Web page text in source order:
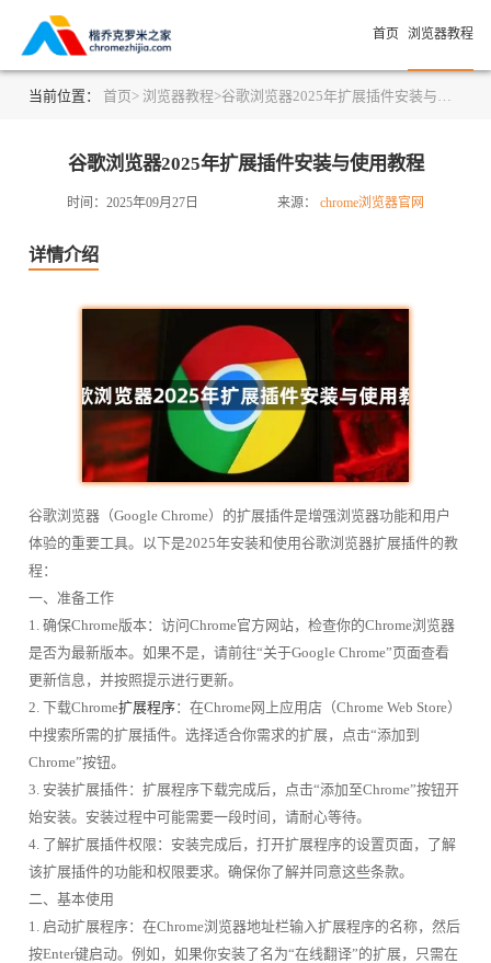
首页 浏览器教程
当前位置： 首页> 浏览器教程>谷歌浏览器2025年扩展插件安装与使用教程
谷歌浏览器2025年扩展插件安装与使用教程
时间：2025年09月27日 来源： chrome浏览器官网
详情介绍
谷歌浏览器（Google Chrome）的扩展插件是增强浏览器功能和用户
体验的重要工具。以下是2025年安装和使用谷歌浏览器扩展插件的教
程：
一、准备工作
1. 确保Chrome版本：访问Chrome官方网站，检查你的Chrome浏览器
是否为最新版本。如果不是，请前往“关于Google Chrome”页面查看
更新信息，并按照提示进行更新。
2. 下载Chrome扩展程序：在Chrome网上应用店（Chrome Web Store）
中搜索所需的扩展插件。选择适合你需求的扩展，点击“添加到
Chrome”按钮。
3. 安装扩展插件：扩展程序下载完成后，点击“添加至Chrome”按钮开
始安装。安装过程中可能需要一段时间，请耐心等待。
4. 了解扩展插件权限：安装完成后，打开扩展程序的设置页面，了解
该扩展插件的功能和权限要求。确保你了解并同意这些条款。
二、基本使用
1. 启动扩展程序：在Chrome浏览器地址栏输入扩展程序的名称，然后
按Enter键启动。例如，如果你安装了名为“在线翻译”的扩展，只需在